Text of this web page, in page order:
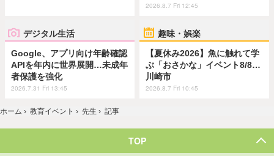
2026.8.7 Fri 12:45
デジタル生活
Google、アプリ向け年齢確認
APIを年内に世界展開…未成年
者保護を強化
2026.7.31 Fri 13:45
趣味・娯楽
【夏休み2026】魚に触れて学
ぶ「おさかな」イベント8/8…
川崎市
2026.8.7 Fri 10:45
ホーム › 教育イベント › 先生 › 記事
TOP